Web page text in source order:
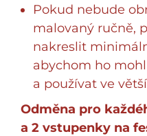
Pokud nebude
malovaný ručně,
nakreslit
abychom ho
a používat ve
Odměna pro
a 2 vstupenky na